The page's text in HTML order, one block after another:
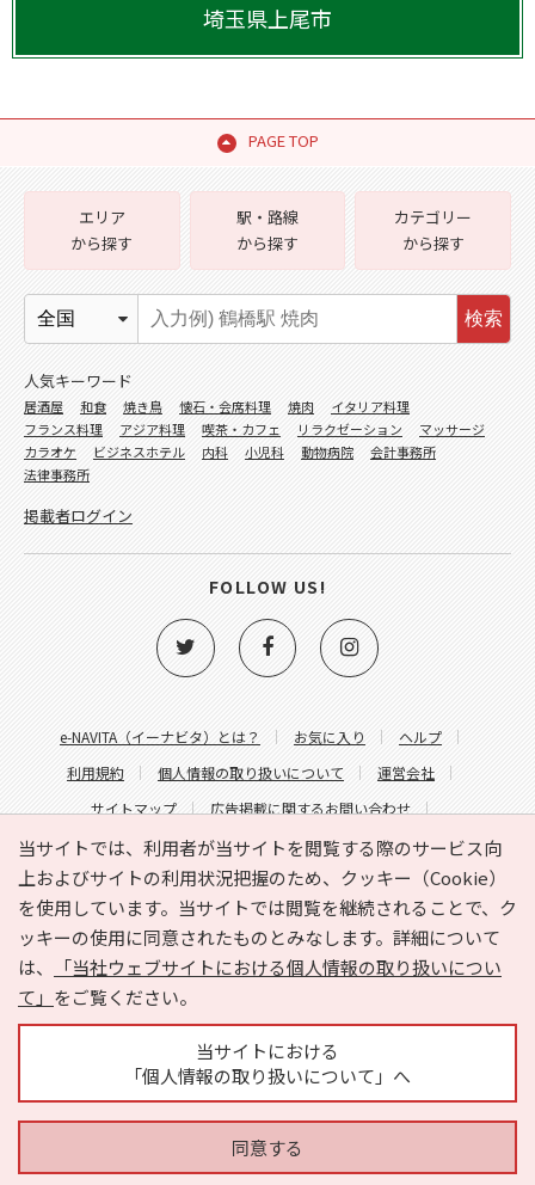
埼玉県上尾市
PAGE TOP
当サイトでは、利用者が当サイトを閲覧する際のサービス向
上およびサイトの利用状況把握のため、クッキー（Cookie）
を使用しています。当サイトでは閲覧を継続されることで、ク
ッキーの使用に同意されたものとみなします。詳細について
は、
「当社ウェブサイトにおける個人情報の取り扱いについ
て」 をご覧ください。
当サイトにおける
「個人情報の取り扱いについて」へ
同意する
e-NAVITA（イーナビタ）とは？ お気に入り
ヘルプ
利用規約
個人情報の取り扱いについて
運営会社
サイトマップ
広告掲載に関するお問い合わせ
サイトの内容に関するお問い合わせ
エリア
から探す
駅・路線
から探す
カテゴリー
から探す
検索
人気キーワード
居酒屋 和食 焼き鳥 懐石・会席料理 焼肉
イタリア料理
フランス料理
アジア料理 喫茶・カフェ リラクゼーション
マッサージ
カラオケ
ビジネスホテル 内科 小児科 動物病院
会計事務所
法律事務所
掲載者ログイン
FOLLOW US!
Copyright © HYOJITO.Co.,Ltd. All Rights Reserved.